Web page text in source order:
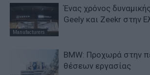
Manufacturers
Ένας χρόνος
Geely και Zeekr στην
BMW: Προχωρά στην
θέσεων εργασίας